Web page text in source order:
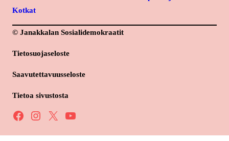
Kotkat
© Janakkalan Sosialidemokraatit
Tietosuojaseloste
Saavutettavuusseloste
Tietoa sivustosta
Facebook Instagram X YouTube